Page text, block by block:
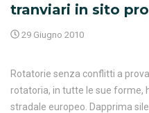
tranviari in sito
29 Giugno 2010
Rotatorie senza conflitti a
rotatoria, in tutte le sue forme,
stradale europeo. Dapprima